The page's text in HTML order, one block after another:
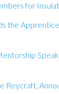
for
the
Reycraft,